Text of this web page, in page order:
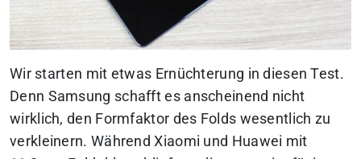
Wir starten mit etwas Ernüchterung in diesen Test.
Denn Samsung schafft es anscheinend nicht
wirklich, den Formfaktor des Folds wesentlich zu
verkleinern. Während Xiaomi und Huawei mit